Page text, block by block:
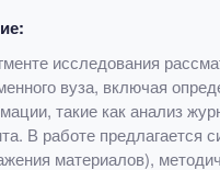
исследования
вуза, включая
такие как анализ
В работе предлагается
материалов),